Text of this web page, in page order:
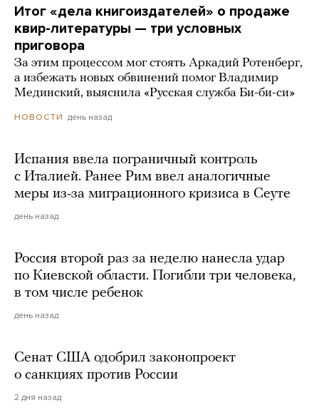
Итог «дела книгоиздателей» о продаже
квир-литературы — три условных
приговора
За этим процессом мог стоять Аркадий Ротенберг,
а избежать новых обвинений помог Владимир
Мединский, выяснила «Русская служба Би-би-си»
НОВОСТИ день назад
Испания ввела пограничный контроль
с Италией. Ранее Рим ввел аналогичные
меры из-за миграционного кризиса в Сеуте
день назад
Россия второй раз за неделю нанесла удар
по Киевской области. Погибли три человека,
в том числе ребенок
день назад
Сенат США одобрил законопроект
о санкциях против России
2 дня назад